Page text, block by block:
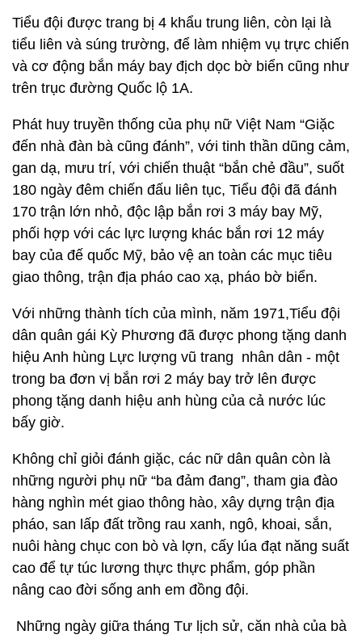
Tiểu đội được trang bị 4 khẩu trung liên, còn lại là
tiểu liên và súng trường, để làm nhiệm vụ trực chiến
và cơ động bắn máy bay địch dọc bờ biển cũng như
trên trục đường Quốc lộ 1A.
Phát huy truyền thống của phụ nữ Việt Nam “Giặc
đến nhà đàn bà cũng đánh”, với tinh thần dũng cảm,
gan dạ, mưu trí, với chiến thuật “bắn chẻ đầu”, suốt
180 ngày đêm chiến đấu liên tục, Tiểu đội đã đánh
170 trận lớn nhỏ, độc lập bắn rơi 3 máy bay Mỹ,
phối hợp với các lực lượng khác bắn rơi 12 máy
bay của đế quốc Mỹ, bảo vệ an toàn các mục tiêu
giao thông, trận địa pháo cao xạ, pháo bờ biển.
Với những thành tích của mình, năm 1971,Tiểu đội
dân quân gái Kỳ Phương đã được phong tặng danh
hiệu Anh hùng Lực lượng vũ trang nhân dân - một
trong ba đơn vị bắn rơi 2 máy bay trở lên được
phong tặng danh hiệu anh hùng của cả nước lúc
bấy giờ.
Không chỉ giỏi đánh giặc, các nữ dân quân còn là
những người phụ nữ “ba đảm đang”, tham gia đào
hàng nghìn mét giao thông hào, xây dựng trận địa
pháo, san lấp đất trồng rau xanh, ngô, khoai, sắn,
nuôi hàng chục con bò và lợn, cấy lúa đạt năng suất
cao để tự túc lương thực thực phẩm, góp phần
nâng cao đời sống anh em đồng đội.
Những ngày giữa tháng Tư lịch sử, căn nhà của bà